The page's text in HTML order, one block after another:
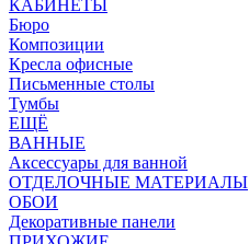
КАБИНЕТЫ
Бюро
Композиции
Кресла офисные
Письменные столы
Тумбы
ЕЩЁ
ВАННЫЕ
Аксессуары для ванной
ОТДЕЛОЧНЫЕ МАТЕРИАЛЫ
ОБОИ
Декоративные панели